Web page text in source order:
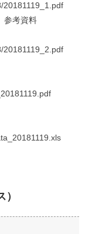
20181119_1.pdf
考資料
20181119_2.pdf